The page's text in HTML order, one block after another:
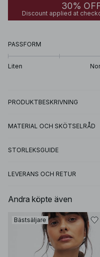
30%
Discount applied at
PASSFORM
Liten
PRODUKTBESKRIVNING
MATERIAL OCH SKÖTSELRÅD
STORLEKSGUIDE
LEVERANS OCH RETUR
Andra köpte även
Bästsäljare